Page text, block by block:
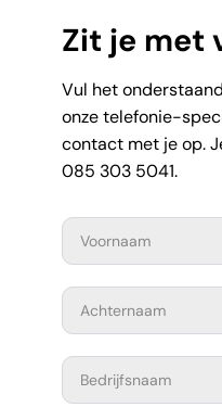
Zit je met
Vul het
onze telefonie-
contact met je op.
085 303 5041.